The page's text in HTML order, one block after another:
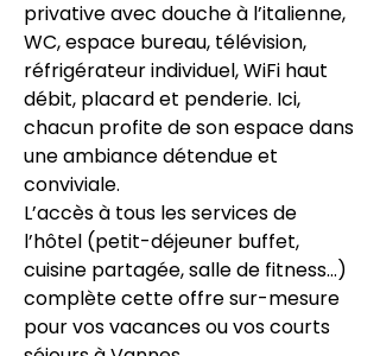
privative avec douche à l’italienne,
WC, espace bureau, télévision,
réfrigérateur individuel, WiFi haut
débit, placard et penderie. Ici,
chacun profite de son espace dans
une ambiance détendue et
conviviale.
L’accès à tous les services de
l’hôtel (petit-déjeuner buffet,
cuisine partagée, salle de fitness…)
complète cette offre sur-mesure
pour vos vacances ou vos courts